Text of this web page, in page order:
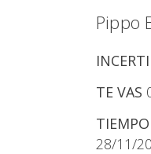
Pippo
TE VAS
28/11/